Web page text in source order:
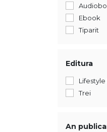
Ebook
Tiparit
Editura
Lifestyle
Trei
An